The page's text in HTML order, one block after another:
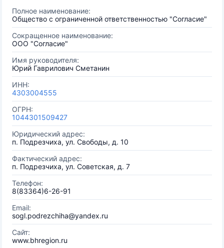
Полное наименование:
Общество с ограниченной ответственностью "Согласие"
Сокращенное наименование:
ООО "Согласие"
Имя руководителя:
Юрий Гаврилович Сметанин
ИНН:
4303004555
ОГРН:
1044301509427
Юридический адрес:
п. Подрезчиха, ул. Свободы, д. 10
Фактический адрес:
п. Подрезчиха, ул. Советская, д. 7
Телефон:
8(83364)6-26-91
Email:
sogl.podrezchiha@yandex.ru
Сайт:
www.bhregion.ru